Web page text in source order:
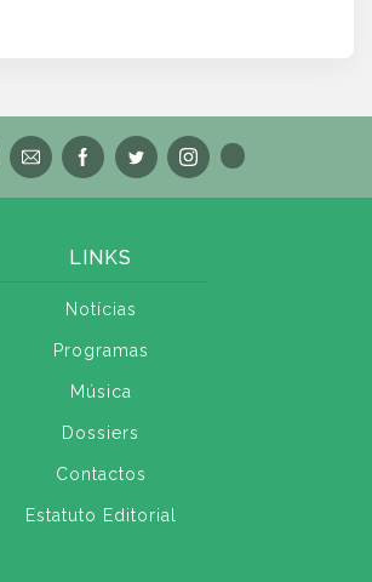
LINKS
Notícias
Programas
Música
Dossiers
Contactos
Estatuto Editorial